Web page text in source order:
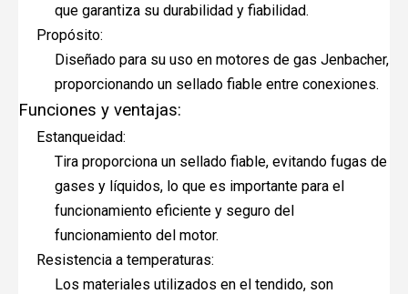
que garantiza su durabilidad y fiabilidad.
Propósito:
Diseñado para su uso en motores de gas Jenbacher,
proporcionando un sellado fiable entre conexiones.
Funciones y ventajas:
Estanqueidad:
Tira proporciona un sellado fiable, evitando fugas de
gases y líquidos, lo que es importante para el
funcionamiento eficiente y seguro del
funcionamiento del motor.
Resistencia a temperaturas:
Los materiales utilizados en el tendido, son